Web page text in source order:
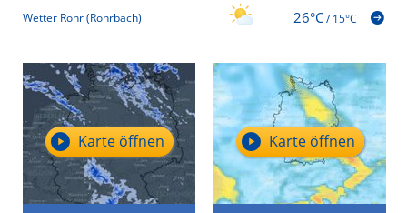
Wetter Rohr (Rohrbach) 26°C/15°C
Karte öffnen Karte öffnen